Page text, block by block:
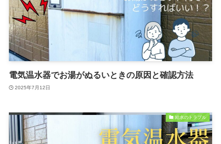
電気温水器でお湯がぬるいときの原因と確認方法
2025年7月12日
給水のトラブル